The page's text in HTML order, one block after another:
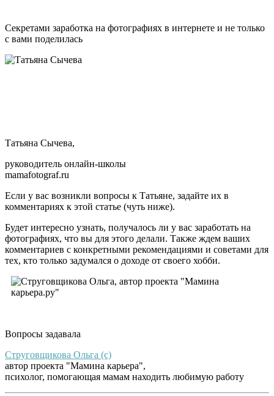
Секретами заработка на фотографиях в интернете и не только
с вами поделилась
Татьяна Сычева,
руководитель онлайн-школы
mamafotograf.ru
Если у вас возникли вопросы к Татьяне, задайте их в
комментариях к этой статье (чуть ниже).
Будет интересно узнать, получалось ли у вас заработать на
фотографиях, что вы для этого делали. Также ждем ваших
комментариев с конкретными рекомендациями и советами для
тех, кто только задумался о доходе от своего хобби.
Вопросы задавала
Струговщикова Ольга (c)
автор проекта "Мамина карьера",
психолог, помогающая мамам находить любимую работу